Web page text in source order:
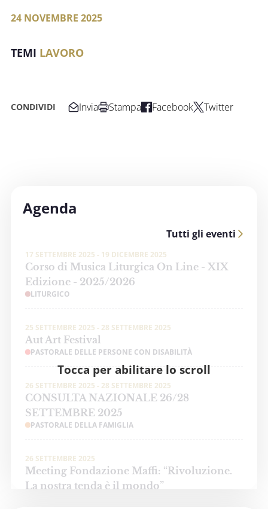
24 NOVEMBRE 2025
LAVORO
CONDIVIDI Invia Stampa Facebook Twitter
Agenda
Tutti gli eventi
Tocca per abilitare lo scroll
17 SETTEMBRE 2025 - 19 DICEMBRE 2025
Corso di Musica Liturgica On Line - XIX
Edizione - 2025/2026
LITURGICO
25 SETTEMBRE 2025 - 28 SETTEMBRE 2025
Aut Art Festival
PASTORALE DELLE PERSONE CON DISABILITÀ
26 SETTEMBRE 2025 - 28 SETTEMBRE 2025
CONSULTA NAZIONALE 26/28
SETTEMBRE 2025
PASTORALE DELLA FAMIGLIA
26 SETTEMBRE 2025
Meeting Fondazione Maffi: “Rivoluzione.
La nostra tenda è il mondo”